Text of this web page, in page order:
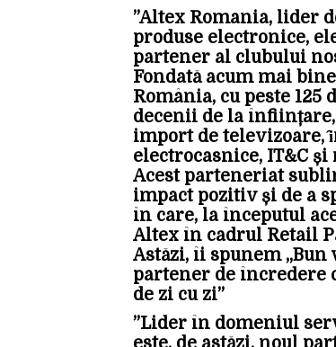
”Altex Romania, lider
produse electronice,
partener al clubului
Fondată acum mai
România, cu peste
decenii de la
import de televizoare,
electrocasnice, IT&C
Acest parteneriat
impact pozitiv și de a
în care, la începutul
Altex în cadrul Retail
Astăzi, îi spunem
partener de încredere
de zi cu zi”
”Lider în domeniul